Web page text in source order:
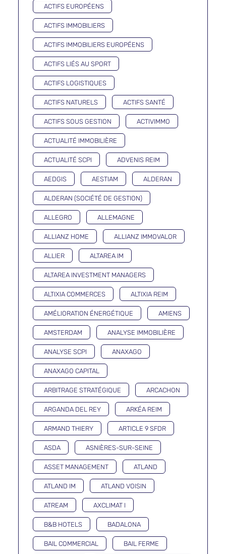
ACTIFS EUROPÉENS
ACTIFS IMMOBILIERS
ACTIFS IMMOBILIERS EUROPÉENS
ACTIFS LIÉS AU SPORT
ACTIFS LOGISTIQUES
ACTIFS NATURELS ACTIFS SANTÉ
ACTIFS SOUS GESTION ACTIVIMMO
ACTUALITÉ IMMOBILIÈRE
ACTUALITÉ SCPI ADVENIS REIM
AEDGIS AESTIAM ALDERAN
ALDERAN (SOCIÉTÉ DE GESTION)
ALLEGRO ALLEMAGNE
ALLIANZ HOME ALLIANZ IMMOVALOR
ALLIER ALTAREA IM
ALTAREA INVESTMENT MANAGERS
ALTIXIA COMMERCES ALTIXIA REIM
AMÉLIORATION ÉNERGÉTIQUE AMIENS
AMSTERDAM ANALYSE IMMOBILIÈRE
ANALYSE SCPI ANAXAGO
ANAXAGO CAPITAL
ARBITRAGE STRATÉGIQUE ARCACHON
ARGANDA DEL REY ARKÉA REIM
ARMAND THIERY ARTICLE 9 SFDR
ASDA ASNIÈRES-SUR-SEINE
ASSET MANAGEMENT ATLAND
ATLAND IM ATLAND VOISIN
ATREAM AXCLIMAT I
B&B HOTELS BADALONA
BAIL COMMERCIAL BAIL FERME